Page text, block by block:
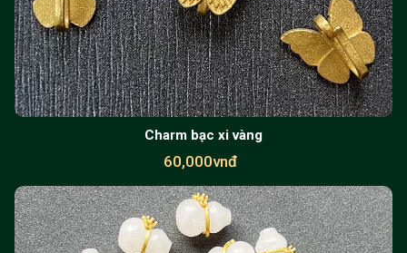
Charm bạc xi vàng
60,000vnđ